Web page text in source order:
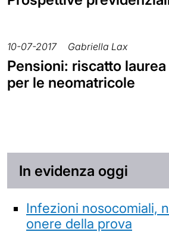
10-07-2017 Gabriella Lax
Pensioni: riscatto
per le neomatricole
In evidenza oggi
Infezioni nosocomiali,
onere della prova